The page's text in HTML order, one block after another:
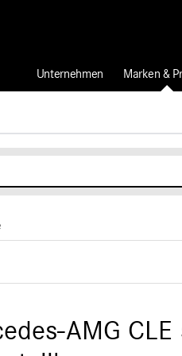
Unternehmen Marken &
AMG